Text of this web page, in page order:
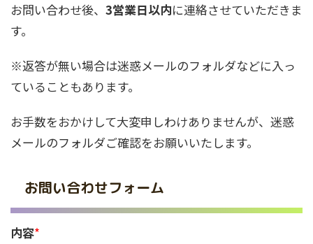
お問い合わせ後、 3営業日以内に連絡させていただきま
す。
※返答が無い場合は迷惑メールのフォルダなどに入っ
ていることもあります。
お手数をおかけして大変申しわけありませんが、迷惑
メールのフォルダご確認をお願いいたします。
お問い合わせフォーム
内容*